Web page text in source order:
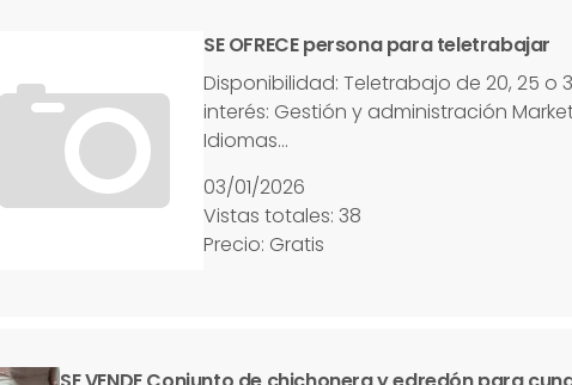
SE OFRECE persona para teletrabajar
Disponibilidad: Teletrabajo de 20, 25 o
interés: Gestión y administración
Idiomas…
03/01/2026
Vistas totales: 38
Precio: Gratis